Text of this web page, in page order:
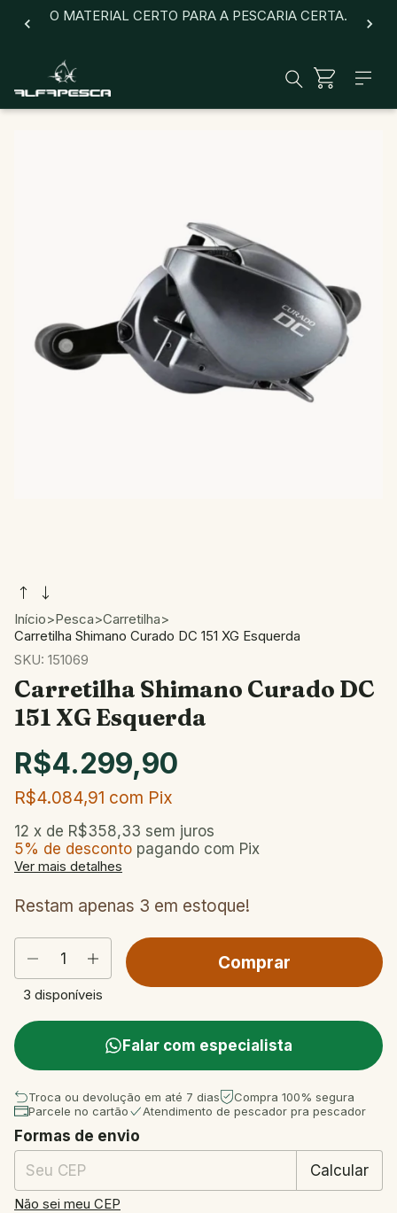
O MATERIAL CERTO PARA A PESCARIA CERTA.
Início>Pesca>Carretilha>
Carretilha Shimano Curado DC 151 XG Esquerda
SKU: 151069
Carretilha Shimano Curado DC
151 XG Esquerda
R$4.299,90
R$4.084,91 com Pix
12 x de R$358,33 sem juros
5% de desconto pagando com Pix
Ver mais detalhes
Restam apenas 3 em estoque!
3 disponíveis
Falar com especialista
Troca ou devolução em até 7 dias
Compra 100% segura
Parcele no cartão
Atendimento de pescador pra pescador
Entregas para o CEP:
Formas de envio
Calcular
Não sei meu CEP